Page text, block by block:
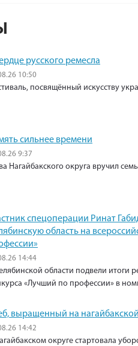
русского ремесла
10:50
посвящённый искусству
сильнее времени
9:37
Нагайбакского округа вручил
спецоперации Ринат
область на
14:44
области подвели итоги
«Лучший по профессии» в
выращенный на
14:42
округе стартовала